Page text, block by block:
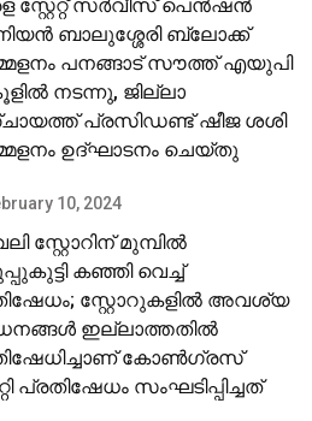
സ്റ്റേറ്റ് സര്‍വീസ് പെന്‍ഷന്‍
ബാലുശ്ശേരി ബ്ലോക്ക്
പനങ്ങാട് സൗത്ത് എയുപി
നടന്നു, ജില്ലാ
പ്രസിഡണ്ട് ഷീജ ശശി
ഉദ്ഘാടനം ചെയ്തു
10, 2024
സ്റ്റോറിന് മുമ്പില്‍
കഞ്ഞി വെച്ച്
സ്റ്റോറുകളില്‍ അവശ്യ
ഇല്ലാത്തതില്‍
കോണ്‍ഗ്രസ്
പ്രതിഷേധം സംഘടിപ്പിച്ചത്